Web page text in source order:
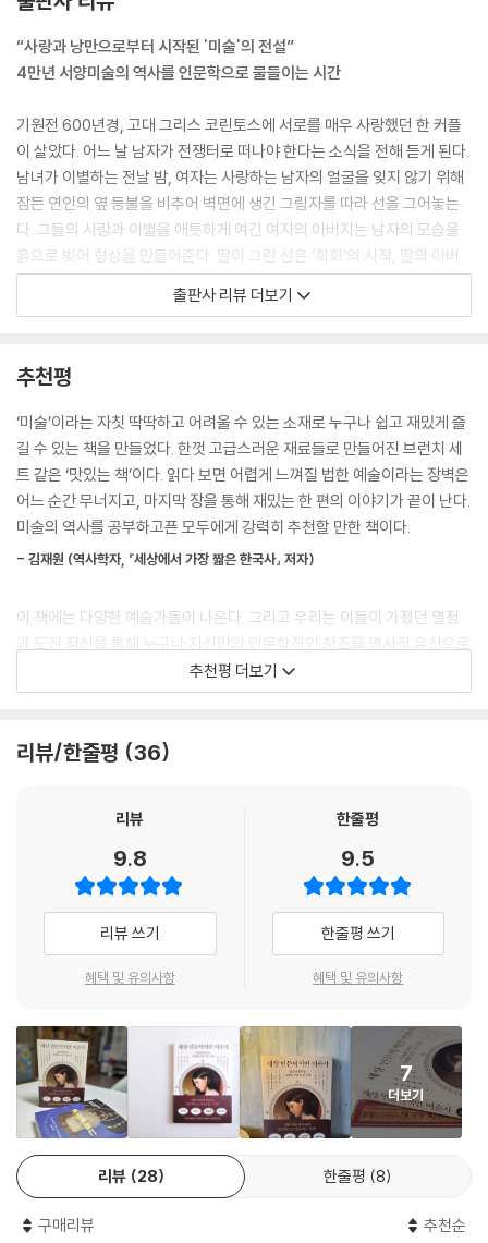
을 확보했죠. 뛰어난 실용성도 로마인들이 가진 중요한 특징 중 하나였습
니다. 법과 제도는 물론, 각종 시설에 이르기까지 모든 것이 자신들의 현실
적 필요에 따라야 한다는 생각에서 기획되고 만들어졌습니다.
비잔틴(Byzantine) 미술은 콘스탄티누스 황제가 로마 제국의 수도를 콘
스탄티노플로 옮긴 뒤에 발전한 양식입니다. 비잔틴은 콘스탄티노플의 원
래 명칭이 비잔티움이었기 때문에 붙은 이름이며, 이 양식은 수도 이전 직
후인 330년경부터 이 도시가 투르크 족에 의해 멸망한 1453년까지 이어
졌죠. 비잔틴 미술의 특징은 모자이크와 이콘화에서 가장 뚜렷하게 드러납
니다. 우선 모자이크는 로마의 국교로 공인된 기독교의 강령을 널리 알리
기 위해 제작되었습니다. 주제는 당연히 종교와 관련된 것이 대부분이었
뜻하기도 합니다. 또한 이러한 개념으로 이해를 확장할 경우 르네상스에는
종교개혁, 대항해시대 같은 굵직한 사회적 현상들이 포함되기도 하죠. 우
리가 이 시기를 새로운 시대 혹은 부흥기 같은 개념으로 받아들이는 게 결
코 이상한 게 아니라는 이야기입니다.
--- p.86
코코 예술을 비판했습니다. 그리고 자신들의 이상을 그리스 로마 문화에
투사했죠. 새로운 고전주의, 이른바 ‘신고전주의’가 시작된 거예요. 신고전
주의는 18세기 말부터 19세기 초까지 유행했습니다. 로코코 예술에 대한
반발로 생겨난 만큼 통일과 조화, 표현의 명확성, 형식과 내용의 균형을 강
--- p.165
방법론을 과학 너머에 적용하고자 했습니다. 귀납적 사고방식을 인간과 사
회에 적용함으로써 인간의 본성을 온전히 파악하고, 그에 걸맞은 사회의
제도와 도덕원리를 수립하고자 했던 것이죠. 이러한 계몽주의자들의 사고
밑바탕에는 ‘이성’에 대한 강한 믿음이 깔려 있었습니다. 무한한 힘과 가능
성을 지닌 인간의 이성을 일깨우기만 한다면 무지, 미신, 악습 같은 수많은
한계들을 극복할 수 있다고 믿었던 거예요.
“사랑과 낭만으로부터 시작된 '미술'의 전설”
4만년 서양미술의 역사를 인문학으로 물들이는 시간
기원전 600년경, 고대 그리스 코린토스에 서로를 매우 사랑했던 한 커플
이 살았다. 어느 날 남자가 전쟁터로 떠나야 한다는 소식을 전해 듣게 된다.
남녀가 이별하는 전날 밤, 여자는 사랑하는 남자의 얼굴을 잊지 않기 위해
잠든 연인의 옆 등불을 비추어 벽면에 생긴 그림자를 따라 선을 그어놓는
다. 그들의 사랑과 이별을 애틋하게 여긴 여자의 아버지는 남자의 모습을
흙으로 빚어 형상을 만들어준다. 딸이 그린 선은 ‘회화’의 시작, 딸의 아버
지가 만든 형상은 ‘점토 초상’의 시작이 된 셈이다. 그렇게 미술은 사랑과
낭만으로부터 시작이 되었다.
통해 미술사조 및 작품들을 보다 더 잘 이해할 수 있도록 쓰였다. 역사와 철
학, 문학과 과학 등 분야를 넘나드는 인문학적 '원인'과 이를 통해 빚어진
새로운 '결과'들을 함께 살피다 보면 미술의 세상을 더 깊이있게 이해할 수
있을 것이다.
기록되지 않은 시기의 미술부터
하게 난 털, 맨몸을 겨우 가리는 동물 가죽옷. 심지어 말을 구사하지 못해
문자가 만들어질 수 없어 기록이 남지 않은 시대다. 그렇다면 어떻게 그 시
대의 미술을 알 수 있게 된 걸까? 글로 된 기록은 없지만 그 시기를 예상해
지역, 종교, 사상, 정치, 경제 등의 영향을 받아 탄생하게 되었다. 우리가 배
『세상 인문학적인 미술사』의 가장 큰 매력은 이름 정도만 알고 있던 시대
가 빚어 만든 미술 양식을 앞서 말한 ‘원인’과 ‘결과’라는 연결고리로 손쉽
게 이해할 수 있다는 점이다. 저자는 오랜 시간 『인문학 유치원』이라는 인
문교양 학습지 모임을 운영해왔다. 그 과정을 통해 쌓아왔던 인문학을 대
하는 다정한 태도와 단단한 학습 노하우가 이 책에 고스란히 담겨 있다.
소 인문학적으로 이해하고 바라볼 차례다.
출판사 리뷰 더보기
추천평
‘미술’이라는 자칫 딱딱하고 어려울 수 있는 소재로 누구나 쉽고 재밌게 즐
길 수 있는 책을 만들었다. 한껏 고급스러운 재료들로 만들어진 브런치 세
트 같은 ‘맛있는 책’이다. 읽다 보면 어렵게 느껴질 법한 예술이라는 장벽은
어느 순간 무너지고, 마지막 장을 통해 재밌는 한 편의 이야기가 끝이 난다.
미술의 역사를 공부하고픈 모두에게 강력히 추천할 만한 책이다.
- 김재원 (역사학자, 『세상에서 가장 짧은 한국사』 저자)
이 책에는 다양한 예술가들이 나온다. 그리고 우리는 이들이 가졌던 열정
과 도전 정신을 통해 누구나 자신만의 인문학적인 창조를 역사적 유산으로
남길 수 있다는 믿음을 가질 수 있다. 우리가 이미 알고 있던 작품들이지만,
저자의 목소리를 통해 다시 한번 새롭게 바라보게 된다. 이 책이 아니었다
- 임라원 (프로키언 글로벌전략총괄, 『교과서의 쓸모』 저자)
추천평 더보기
리뷰/한줄평 36
리뷰
9.8
리뷰 쓰기
혜택 및 유의사항
한줄평
9.5
한줄평 쓰기
혜택 및 유의사항
7
더보기
리뷰 28 한줄평 8
구매리뷰 추천순